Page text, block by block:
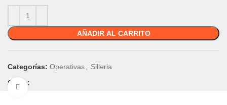
Click to enlarge
AÑADIR AL CARRITO
Categorías: Operativas
Silleria
Share: